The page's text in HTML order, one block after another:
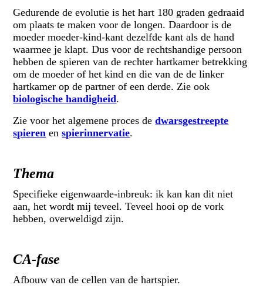
Gedurende de evolutie is het hart 180 graden gedraaid
om plaats te maken voor de longen. Daardoor is de
moeder moeder-kind-kant dezelfde kant als de hand
waarmee je klapt. Dus voor de rechtshandige persoon
hebben de spieren van de rechter hartkamer betrekking
om de moeder of het kind en die van de de linker
hartkamer op de partner of een derde. Zie ook
biologische handigheid.
Zie voor het algemene proces dedwarsgestreepte
spieren enspierinnervatie.
Thema
Specifieke eigenwaarde-inbreuk: ik kan kan dit niet
aan, het wordt mij teveel. Teveel hooi op de vork
hebben, overweldigd zijn.
CA-fase
Afbouw van de cellen van de hartspier.